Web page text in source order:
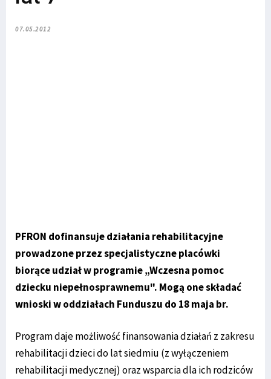
07.05.2012
PFRON dofinansuje działania rehabilitacyjne
prowadzone przez specjalistyczne placówki
biorące udział w programie „Wczesna pomoc
dziecku niepełnosprawnemu". Mogą one składać
wnioski w oddziałach Funduszu do 18 maja br.
Program daje możliwość finansowania działań z zakresu
rehabilitacji dzieci do lat siedmiu (z wyłączeniem
rehabilitacji medycznej) oraz wsparcia dla ich rodziców